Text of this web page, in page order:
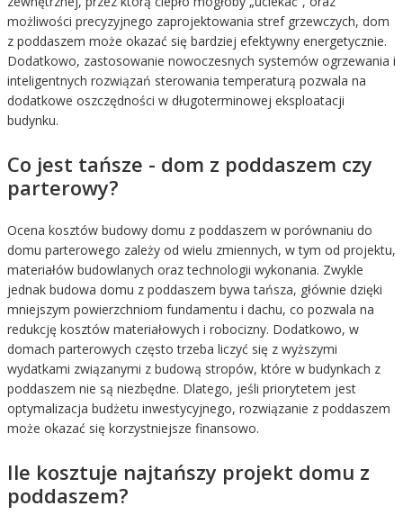
możliwości precyzyjnego zaprojektowania stref grzewczych, dom
z poddaszem może okazać się bardziej efektywny energetycznie.
Dodatkowo, zastosowanie nowoczesnych systemów ogrzewania i
inteligentnych rozwiązań sterowania temperaturą pozwala na
dodatkowe oszczędności w długoterminowej eksploatacji
budynku.
Co jest tańsze - dom z poddaszem czy
parterowy?
Ocena kosztów budowy domu z poddaszem w porównaniu do
domu parterowego zależy od wielu zmiennych, w tym od projektu,
materiałów budowlanych oraz technologii wykonania. Zwykle
jednak budowa domu z poddaszem bywa tańsza, głównie dzięki
mniejszym powierzchniom fundamentu i dachu, co pozwala na
redukcję kosztów materiałowych i robocizny. Dodatkowo, w
domach parterowych często trzeba liczyć się z wyższymi
wydatkami związanymi z budową stropów, które w budynkach z
poddaszem nie są niezbędne. Dlatego, jeśli priorytetem jest
optymalizacja budżetu inwestycyjnego, rozwiązanie z poddaszem
może okazać się korzystniejsze finansowo.
Ile kosztuje najtańszy projekt domu z
poddaszem?